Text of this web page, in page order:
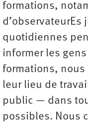
formations,
quotidiennes
informer les
formations,
leur lieu de
public — dans
possibles. Nous